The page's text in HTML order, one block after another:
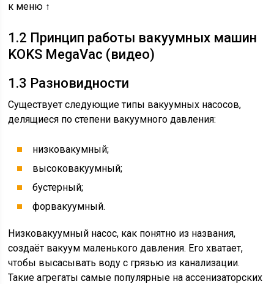
к меню ↑
1.2 Принцип работы вакуумных машин
KOKS MegaVac (видео)
1.3 Разновидности
Существует следующие типы вакуумных насосов,
делящиеся по степени вакуумного давления:
низковакумный;
высоковакуумный;
бустерный;
форвакуумный.
Низковакуумный насос, как понятно из названия,
создаёт вакуум маленького давления. Его хватает,
чтобы высасывать воду с грязью из канализации.
Такие агрегаты самые популярные на ассенизаторских